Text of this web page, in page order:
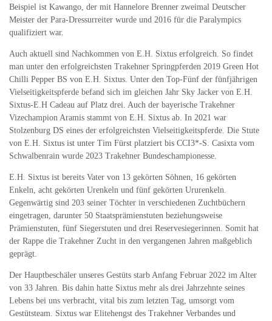
Beispiel ist Kawango, der mit Hannelore Brenner zweimal Deutscher
Meister der Para-Dressurreiter wurde und 2016 für die Paralympics
qualifiziert war.
Auch aktuell sind Nachkommen von E.H. Sixtus erfolgreich. So findet
man unter den erfolgreichsten Trakehner Springpferden 2019 Green Hot
Chilli Pepper BS von E.H. Sixtus. Unter den Top-Fünf der fünfjährigen
Vielseitigkeitspferde befand sich im gleichen Jahr Sky Jacker von E.H.
Sixtus-E.H Cadeau auf Platz drei. Auch der bayerische Trakehner
Vizechampion Aramis stammt von E.H. Sixtus ab. In 2021 war
Stolzenburg DS eines der erfolgreichsten Vielseitigkeitspferde. Die Stute
von E.H. Sixtus ist unter Tim Fürst platziert bis CCI3*-S. Casixta vom
Schwalbenrain wurde 2023 Trakehner Bundeschampionesse.
E.H. Sixtus ist bereits Vater von 13 gekörten Söhnen, 16 gekörten
Enkeln, acht gekörten Urenkeln und fünf gekörten Ururenkeln.
Gegenwärtig sind 203 seiner Töchter in verschiedenen Zuchtbüchern
eingetragen, darunter 50 Staatsprämienstuten beziehungsweise
Prämienstuten, fünf Siegerstuten und drei Reservesiegerinnen. Somit hat
der Rappe die Trakehner Zucht in den vergangenen Jahren maßgeblich
geprägt.
Der Hauptbeschäler unseres Gestüts starb Anfang Februar 2022 im Alter
von 33 Jahren. Bis dahin hatte Sixtus mehr als drei Jahrzehnte seines
Lebens bei uns verbracht, vital bis zum letzten Tag, umsorgt vom
Gestütsteam. Sixtus war Elitehengst des Trakehner Verbandes und